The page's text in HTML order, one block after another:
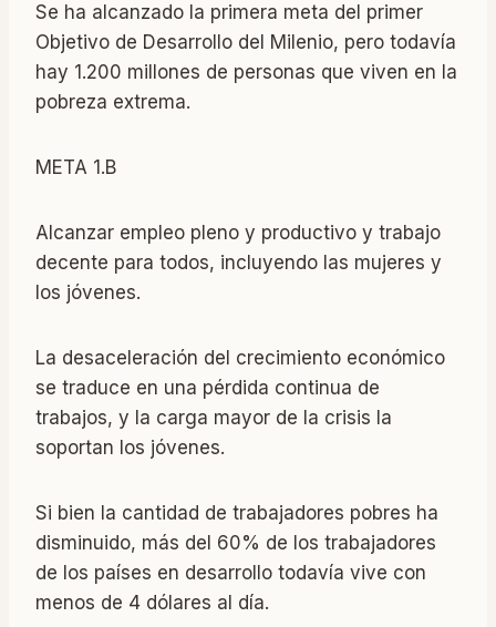
Se ha alcanzado la primera meta del primer
Objetivo de Desarrollo del Milenio, pero todavía
hay 1.200 millones de personas que viven en la
pobreza extrema.
META 1.B
Alcanzar empleo pleno y productivo y trabajo
decente para todos, incluyendo las mujeres y
los jóvenes.
La desaceleración del crecimiento económico
se traduce en una pérdida continua de
trabajos, y la carga mayor de la crisis la
soportan los jóvenes.
Si bien la cantidad de trabajadores pobres ha
disminuido, más del 60% de los trabajadores
de los países en desarrollo todavía vive con
menos de 4 dólares al día.